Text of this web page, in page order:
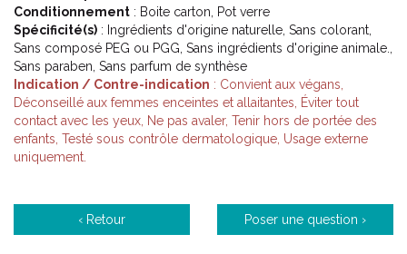
Conditionnement : Boite carton, Pot verre
Spécificité(s) : Ingrédients d'origine naturelle, Sans colorant,
Sans composé PEG ou PGG, Sans ingrédients d'origine animale.,
Sans paraben, Sans parfum de synthèse
Indication / Contre-indication : Convient aux végans,
Déconseillé aux femmes enceintes et allaitantes, Éviter tout
contact avec les yeux, Ne pas avaler, Tenir hors de portée des
enfants, Testé sous contrôle dermatologique, Usage externe
uniquement.
‹ Retour Poser une question ›